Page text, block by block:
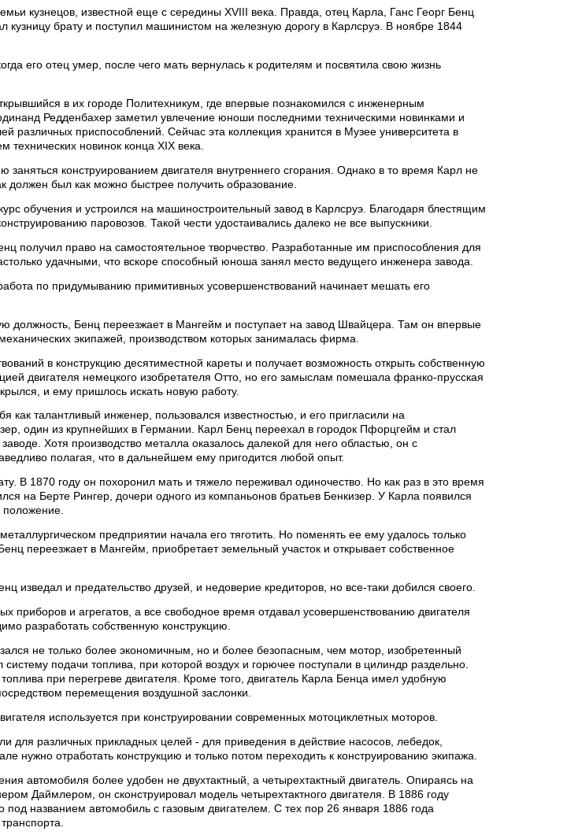
кузнецов, известной еще с середины XVIII века. Правда, отец Карла, Ганс Георг Бенц
кузницу брату и поступил машинистом на железную дорогу в Карлсруэ. В ноябре 1844
его отец умер, после чего мать вернулась к родителям и посвятила свою жизнь
в их городе Политехникум, где впервые познакомился с инженерным
Редденбахер заметил увлечение юноши последними техническими новинками и
различных приспособлений. Сейчас эта коллекция хранится в Музее университета в
новинок конца XIX века.
конструированием двигателя внутреннего сгорания. Однако в то время Карл не
должен был как можно быстрее получить образование.
обучения и устроился на машиностроительный завод в Карлсруэ. Благодаря блестящим
паровозов. Такой чести удостаивались далеко не все выпускники.
получил право на самостоятельное творчество. Разработанные им приспособления для
удачными, что вскоре способный юноша занял место ведущего инженера завода.
по придумыванию примитивных усовершенствований начинает мешать его
должность, Бенц переезжает в Мангейм и поступает на завод Швайцера. Там он впервые
экипажей, производством которых занималась фирма.
в конструкцию десятиместной кареты и получает возможность открыть собственную
двигателя немецкого изобретателя Отто, но его замыслам помешала франко-прусская
и ему пришлось искать новую работу.
как талантливый инженер, пользовался известностью, и его пригласили на
один из крупнейших в Германии. Карл Бенц переехал в городок Пфорцгейм и стал
Хотя производство металла оказалось далекой для него областью, он с
полагая, что в дальнейшем ему пригодится любой опыт.
В 1870 году он похоронил мать и тяжело переживал одиночество. Но как раз в это время
на Берте Рингер, дочери одного из компаньонов братьев Бенкизер. У Карла появился
положение.
предприятии начала его тяготить. Но поменять ее ему удалось только
переезжает в Мангейм, приобретает земельный участок и открывает собственное
изведал и предательство друзей, и недоверие кредиторов, но все-таки добился своего.
приборов и агрегатов, а все свободное время отдавал усовершенствованию двигателя
разработать собственную конструкцию.
не только более экономичным, но и более безопасным, чем мотор, изобретенный
подачи топлива, при которой воздух и горючее поступали в цилиндр раздельно.
при перегреве двигателя. Кроме того, двигатель Карла Бенца имел удобную
перемещения воздушной заслонки.
используется при конструировании современных мотоциклетных моторов.
для различных прикладных целей - для приведения в действие насосов, лебедок,
нужно отработать конструкцию и только потом переходить к конструированию экипажа.
автомобиля более удобен не двухтактный, а четырехтактный двигатель. Опираясь на
Даймлером, он сконструировал модель четырехтактного двигателя. В 1886 году
под названием автомобиль с газовым двигателем. С тех пор 26 января 1886 года